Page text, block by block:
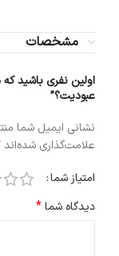
مشخصات
اولین نفری باشید
عبودیت؟”
نشانی ایمیل شما
علامت‌گذاری شده‌اند
امتیاز شما
دیدگاه شما*